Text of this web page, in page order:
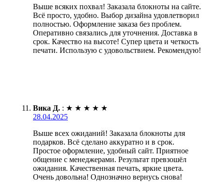
Выше всяких похвал! Заказала блокноты на сайте.
Всё просто, удобно. Выбор дизайна удовлетворил
полностью. Оформление заказа без проблем.
Оперативно связались для уточнения. Доставка в
срок. Качество на высоте! Супер цвета и четкость
печати. Использую с удовольствием. Рекомендую!
Вика Д. : ★ ★ ★ ★ ★
28.04.2025
Выше всех ожиданий! Заказала блокноты для
подарков. Всё сделано аккуратно и в срок.
Простое оформление, удобный сайт. Приятное
общение с менеджерами. Результат превзошёл
ожидания. Качественная печать, яркие цвета.
Очень довольна! Однозначно вернусь снова!